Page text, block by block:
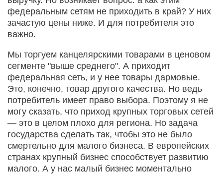
федеральным сетям не приходить в край? У них
зачастую цены ниже. И для потребителя это
важно.
Мы торгуем канцелярскими товарами в ценовом
сегменте "выше среднего". А приходит
федеральная сеть, и у нее товары дармовые.
Это, конечно, товар другого качества. Но ведь
потребитель имеет право выбора. Поэтому я не
могу сказать, что приход крупных торговых сетей
— это в целом плохо для региона. Но задача
государства сделать так, чтобы это не было
смертельно для малого бизнеса. В европейских
странах крупный бизнес способствует развитию
малого. А у нас малый бизнес моментально